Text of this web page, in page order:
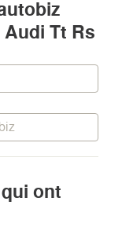
Tt Rs
ont